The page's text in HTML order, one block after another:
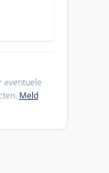
eventuele
Meld